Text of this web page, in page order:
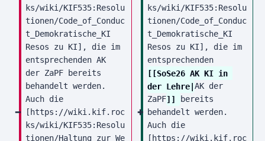
a
ks/wiki/KIF535:Resolu
tionen/Code_of_Conduc
t_Demokratische_KI
Resos zu KI], die im
entsprechenden AK
der ZaPF bereits
behandelt werden.
Auch die
[https://wiki.kif.roc
ks/wiki/KIF535:Resolu
tionen/Haltung_zur_We
ks/wiki/KIF535:Resolu
tionen/Code_of_Conduc
t_Demokratische_KI
Resos zu KI], die im
entsprechenden
[[SoSe26 AK KI in
der Lehre|AK der
ZaPF]]
bereits
behandelt werden.
Auch die
[https://wiki.kif.roc